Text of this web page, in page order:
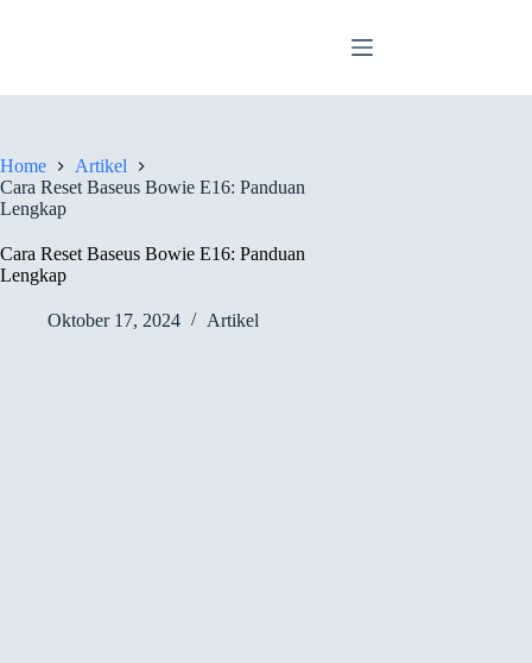
Home
Artikel
Cara Reset Baseus Bowie E16: Panduan
Lengkap
Cara Reset Baseus Bowie E16: Panduan
Lengkap
Oktober 17, 2024 Artikel